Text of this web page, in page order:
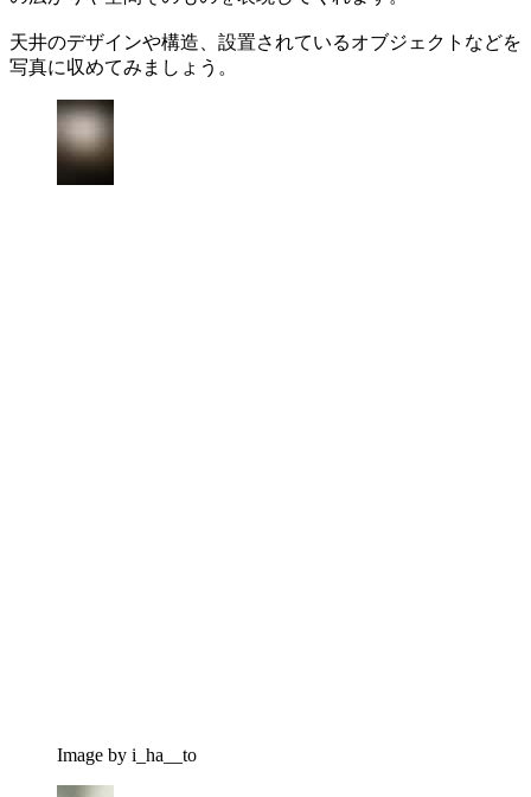
天井のデザインや構造、設置されているオブジェクトなどを
写真に収めてみましょう。
Image by i_ha__to